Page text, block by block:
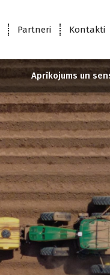
Partneri Kontakti
Aprīkojums un